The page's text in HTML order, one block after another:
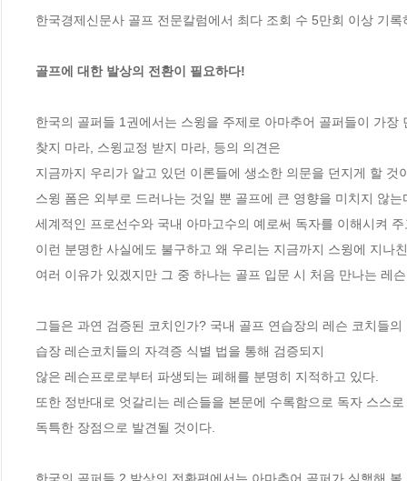
한국경제신문사 골프 전문칼럼에서 최다 조회 수 5만회 이상 기
골프에 대한 발상의 전환이 필요하다!
한국의 골퍼들 1권에서는 스윙을 주제로 아마추어 골퍼들이 가
찾지 마라, 스윙교정 받지 마라, 등의 의견은
지금까지 우리가 알고 있던 이론들에 생소한 의문을 던지게 할 것
스윙 폼은 외부로 드러나는 것일 뿐 골프에 큰 영향을 미치지 않
세계적인 프로선수와 국내 아마고수의 예로써 독자를 이해시켜
이런 분명한 사실에도 불구하고 왜 우리는 지금까지 스윙에 지나
여러 이유가 있겠지만 그 중 하나는 골프 입문 시 처음 만나는 레
그들은 과연 검증된 코치인가? 국내 골프 연습장의 레슨 코치들
습장 레슨코치들의 자격증 식별 법을 통해 검증되지
않은 레슨프로로부터 파생되는 폐해를 분명히 지적하고 있다.
또한 정반대로 엇갈리는 레슨들을 본문에 수록함으로 독자 스스
독특한 장점으로 발견될 것이다.
한국의 골퍼들 2 발상의 전환편에서는 아마추어 골퍼가 실행해